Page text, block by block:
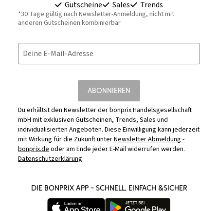
Gutscheine Sales Trends
*30 Tage gültig nach Newsletter-Anmeldung, nicht mit
anderen Gutscheinen kombinierbar
Deine E-Mail-Adresse
ABONNIEREN
Du erhältst den Newsletter der bonprix Handelsgesellschaft
mbH mit exklusiven Gutscheinen, Trends, Sales und
individualisierten Angeboten. Diese Einwilligung kann jederzeit
mit Wirkung für die Zukunft unterNewsletter Abmeldung -
bonprix.deoder am Ende jeder E-Mail widerrufen werden.
Datenschutzerklärung
DIE BONPRIX APP – SCHNELL, EINFACH &SICHER